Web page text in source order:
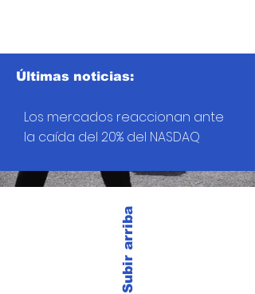
Subir arriba
Últimas noticias:
Los mercados reaccionan ante
la caída del 20% del NASDAQ